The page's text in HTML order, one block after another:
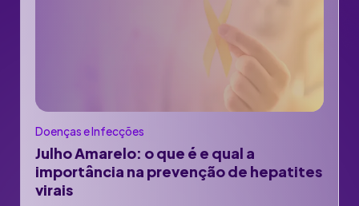
Doenças e Infecções
Julho Amarelo: o que é e qual a
importância na prevenção de hepatites
virais